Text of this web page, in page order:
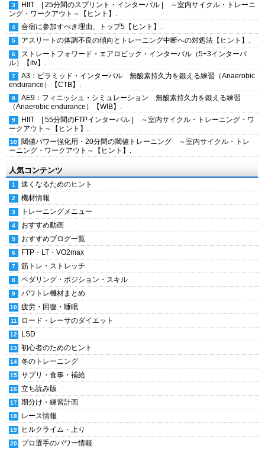
HIIT | 25分間のスプリント・インターバル | ～室内サイクル・トレーニ
ング・ワークアウト～【ヒント】.
合宿に参加すべき理由、トップ5【ヒント】.
アスリートの体調不良の傾向とトレーニング中断への対処法【ヒント】.
ストレートフォワード・エアロビック・インターバル（5+3インターバ
ル）【itv】.
A3：ピラミッド・インターバル 無酸素持久力を鍛える練習（Anaerobic
endurance）【CTB】.
AE9：フィニッシュ・シミュレーション 無酸素持久力を鍛える練習
（Anaerobic endurance）【WIB】.
HIIT | 55分間のFTPインターバル | ～室内サイクル・トレーニング・ワ
ークアウト～【ヒント】.
閾値パワー強化用・20分間の閾値トレーニング ～室内サイクル・トレ
ーニング・ワークアウト～【ヒント】.
人気コンテンツ
速くなるためのヒント
機材情報
トレーニングメニュー
おすすめ動画
おすすめブログ一覧
FTP・LT・VO2max
筋トレ・ストレッチ
ペダリング・ポジション・スキル
パワトレ機材まとめ
疲労・回復・睡眠
ロード・レーサのダイエット
LSD
初心者のためのヒント
冬のトレーニング
サプリ・食事・補給
立ち読み版
期分け・練習計画
レース情報
ヒルクライム・上り
プロ選手のパワー情報